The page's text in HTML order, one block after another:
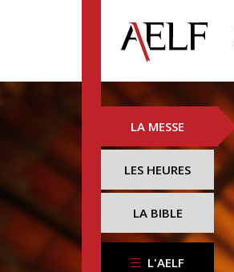
LA MESSE
LES HEURES
LA BIBLE
L'AELF